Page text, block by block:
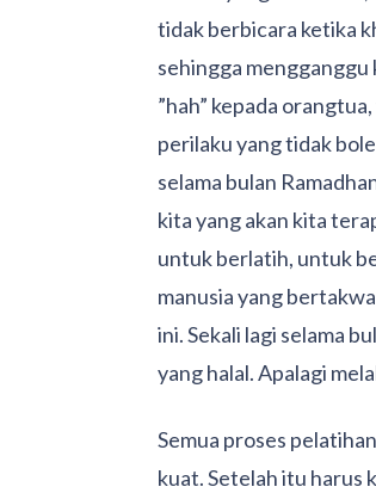
tidak berbicara ketika
sehingga
”hah” kepada
perilaku yang tidak
selama bulan
kita yang akan kita
untuk berlatih, untuk
manusia yang
ini. Sekali lagi selama
yang halal. Apalagi
Semua proses
kuat. Setelah itu harus